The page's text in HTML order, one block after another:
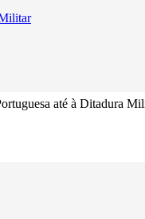
até à Ditadura